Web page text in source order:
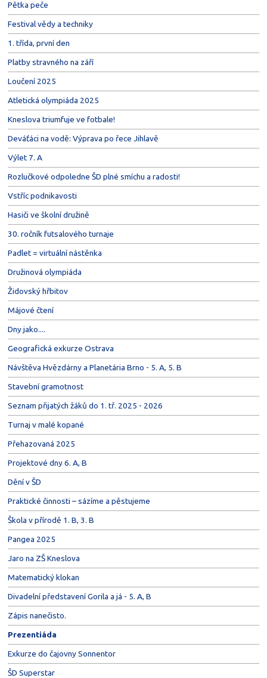
Pětka peče
Festival vědy a techniky
1. třída, první den
Platby stravného na září
Loučení 2025
Atletická olympiáda 2025
Kneslova triumfuje ve fotbale!
Deváťáci na vodě: Výprava po řece Jihlavě
Výlet 7. A
Rozlučkové odpoledne ŠD plné smíchu a radosti!
Vstříc podnikavosti
Hasiči ve školní družině
30. ročník futsalového turnaje
Padlet = virtuální nástěnka
Družinová olympiáda
Židovský hřbitov
Májové čtení
Dny jako....
Geografická exkurze Ostrava
Návštěva Hvězdárny a Planetária Brno - 5. A, 5. B
Stavební gramotnost
Seznam přijatých žáků do 1. tř. 2025 - 2026
Turnaj v malé kopané
Přehazovaná 2025
Projektové dny 6. A, B
Dění v ŠD
Praktické činnosti – sázíme a pěstujeme
Škola v přírodě 1. B, 3. B
Pangea 2025
Jaro na ZŠ Kneslova
Matematický klokan
Divadelní představení Gorila a já - 5. A, B
Zápis nanečisto.
Prezentiáda
Exkurze do čajovny Sonnentor
ŠD Superstar